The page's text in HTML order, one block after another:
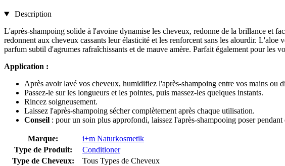
Description
L'après-shampoing solide à l'avoine dynamise les cheveux, redonne de la brillance et
redonnent aux cheveux cassants leur élasticité et les renforcent sans les alourdir.
parfum subtil d'agrumes rafraîchissants et de mauve amère. Parfait également pour les
Application :
Après avoir lavé vos cheveux, humidifiez l'après-shampoing entre vos mains ou
Passez-le sur les longueurs et les pointes, puis massez-les quelques instants.
Rincez soigneusement.
Laissez l'après-shampoing sécher complètement après chaque utilisation.
Conseil : pour un soin plus approfondi, laissez l'après-shampooing poser
Marque:
i+m Naturkosmetik
Type de Produit:
Conditioner
Type de Cheveux:
Tous Types de Cheveux